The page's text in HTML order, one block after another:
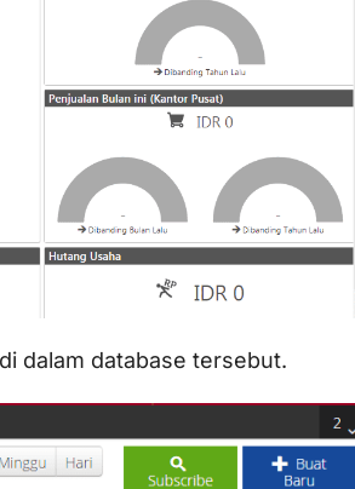
dalam database tersebut.